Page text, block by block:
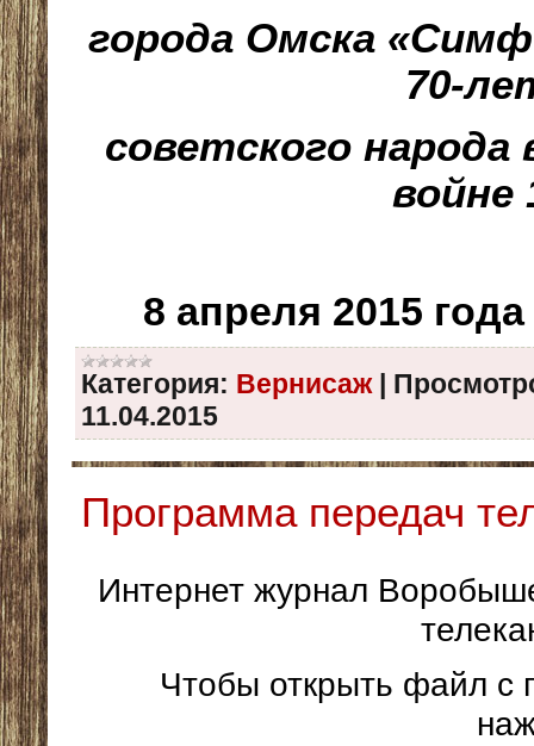
города Омска
70-
советского
войне
8 апреля 2015
Категория: Вернисаж |
11.04.2015
Программа передач
Интернет журнал
Чтобы открыть файл с